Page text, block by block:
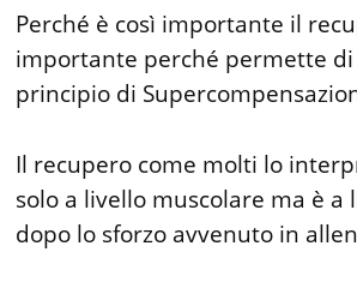
Perché è così importante il
importante perché permette
principio di
Il recupero come molti lo
solo a livello muscolare ma è a
dopo lo sforzo avvenuto in